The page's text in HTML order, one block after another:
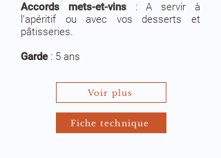
Accords mets-et-vins:
A servir à
l’apéritif ou avec vos desserts et
pâtisseries.
Garde : 5 ans
Voir plus
Fiche technique